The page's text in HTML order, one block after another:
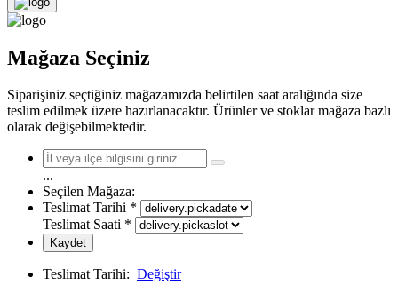
Mağaza Seçiniz
Siparişiniz seçtiğiniz mağazamızda belirtilen saat aralığında size
teslim edilmek üzere hazırlanacaktır. Ürünler ve stoklar mağaza bazlı
olarak değişebilmektedir.
...
Seçilen Mağaza:
Teslimat Tarihi *
Teslimat Saati *
Kaydet
Teslimat Tarihi: Değiştir